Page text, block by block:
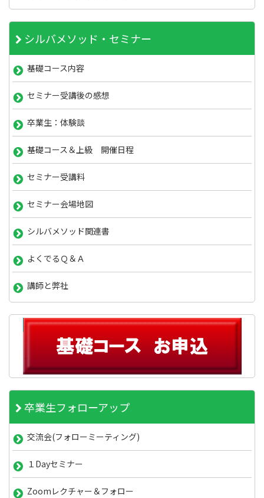
シルバメソッド・セミナー
基礎コース内容
セミナー受講後の感想
卒業生：体験談
基礎コース＆上級 開催日程
セミナー受講料
セミナー会場地図
シルバメソッド関連書
よくでるＱ＆Ａ
講師と弊社
卒業生フォローアップ
交流会(フォローミーティング)
１Dayセミナー
Zoomレクチャー＆フォロー